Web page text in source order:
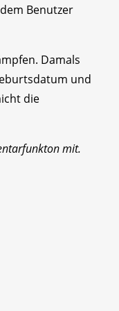
Benutzer
Damals
und
die
mit.